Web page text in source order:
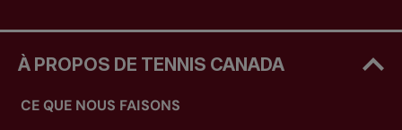
À PROPOS DE TENNIS CANADA
CE QUE NOUS FAISONS